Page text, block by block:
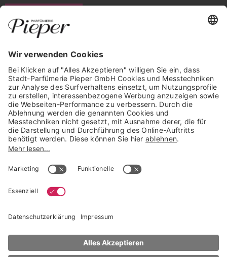
Trusted Shops Mitglied seit 2010
* unverbindliche Preisempfehlung der Verbundgruppe beauty alliance
NACH OBEN